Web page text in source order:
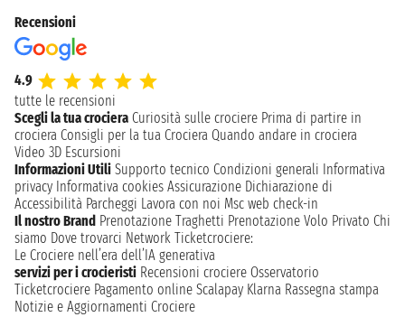
Recensioni
4.9
tutte le recensioni
Scegli la tua crociera Curiosità sulle crociere Prima di partire in
crociera Consigli per la tua Crociera Quando andare in crociera
Video 3D Escursioni
Informazioni Utili Supporto tecnico Condizioni generali Informativa
privacy Informativa cookies Assicurazione Dichiarazione di
Accessibilità Parcheggi Lavora con noi Msc web check-in
Il nostro Brand Prenotazione Traghetti Prenotazione Volo Privato Chi
siamo Dove trovarci Network Ticketcrociere:
Le Crociere nell’era dell’IA generativa
servizi per i crocieristi Recensioni crociere Osservatorio
Ticketcrociere Pagamento online Scalapay Klarna Rassegna stampa
Notizie e Aggiornamenti Crociere